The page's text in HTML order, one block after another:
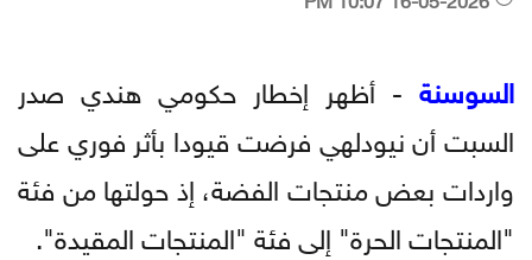
السوسنة - أظهر إخطار حكومي هندي صدر
السبت أن نيودلهي فرضت قيودا بأثر فوري على
واردات بعض منتجات الفضة، إذ حولتها من فئة
"المنتجات الحرة" إلى فئة "المنتجات المقيدة".